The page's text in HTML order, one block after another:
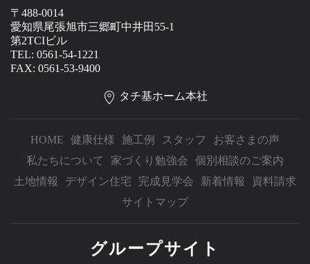
〒488-0014
愛知県尾張旭市三郷町中井田55-1
第2TCIビル
TEL: 0561-54-1221
FAX: 0561-53-9400
タチ基ホーム本社
HOME 健康仕様 施工例 スタッフ
お客さまの声
私たちについて
家づくり勉強会
個別相談のご案内
土地情報
デザイン住宅 完成見学会 新着情報
資料請求
サイトマップ
グループサイト